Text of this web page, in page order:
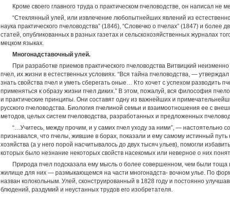
Кроме своего главного труда о практическом пчеловодст­ве, он написал не
“Стеклянный улей, или извлечение любопытнейших явле­ний из
наука практического пчеловодства” (1846), “Словечко о пчелах” (1847) и более
статей, опубликованных в разных газетах и сельскохозяйст­венных журналах
мецком языках.
Многонадставочный улей.
При разработке прие­мов практического пчеловодства Витвицкий
пчел, их жизни в естест­венных условиях. “Вся тайна пчеловодства, —
знать свойства пчел и уметь сберегать оные… Кто хочет с успехом разводить
применяться к образу жиз­ни пчел диких.” В этом, пожалуй, вся философия
и практические принципы. Они составят одну из важнейших и
русского пче­ловодства. Биология пчелиной семьи и взаимоотношения ее с
методов, целых систем пчеловодства, разработанных и предложенных
“…Учитесь, между прочим, и у самих пчел уходу за ни­ми”, — настоятельно
признавался, что пчелы, жившие в борах, показали и ему самому истинный путь
хозяйства (а у него порой насчитывалось до двух тысяч ульев), помогли
которых было незнание некоторых свойств насе­комых или неверное о них
Природа пчел подсказала ему мысль о более совершен­ном, чем были тоща
жилище для них — размыкающемся на части многонадста- вочном улье. По
назван колокольным. Улей, сконструированный в 1828 году и постоянно
блюдений, раздумий и неустанных трудов его изобретателя.